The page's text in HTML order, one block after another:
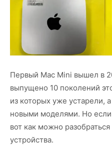
Первый Mac Mini вышел в
выпущено 10 поколений
из которых уже устарели,
новыми моделями. Но если
вот как можно
устройства.